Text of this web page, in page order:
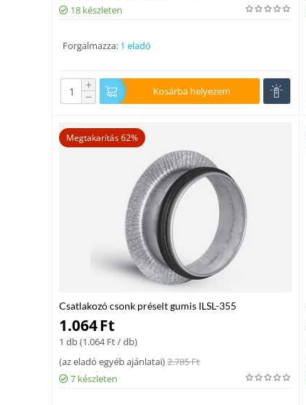
18 készleten
Forgalmazza: 1 eladó
+
− Kosárba helyezem
Megtakarítás 62%
Csatlakozó csonk préselt gumis ILSL-355
1.064Ft
1 db (1.064Ft/ db)
(az eladó egyéb ajánlatai)2.785Ft
7 készleten